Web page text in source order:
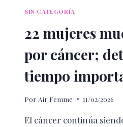
ERA
SIN CATEGORÍA
22 mujeres
por cáncer;
tiempo
Por Air Femme 11/02/2026
El cáncer continúa